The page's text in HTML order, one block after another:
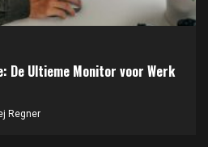
De Ultieme Monitor voor Werk
Regner